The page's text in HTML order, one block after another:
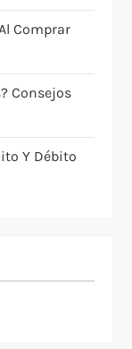
Comprar
Consejos
Y Débito